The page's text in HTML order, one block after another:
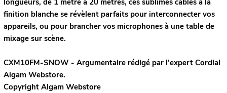
longueurs, de 1 mètre à 20 mètres, ces sublimes câbles à la
finition blanche se révèlent parfaits pour interconnecter vos
appareils, ou pour brancher vos microphones à une table de
mixage sur scène.
CXM10FM-SNOW - Argumentaire rédigé par l’expert Cordial
Algam Webstore.
Copyright Algam Webstore